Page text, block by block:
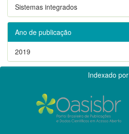
Sistemas integrados
Ano de publicação
2019
Indexado por